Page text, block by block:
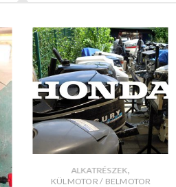
ALKATRÉSZEK,
KÜLMOTOR / BELMOTOR